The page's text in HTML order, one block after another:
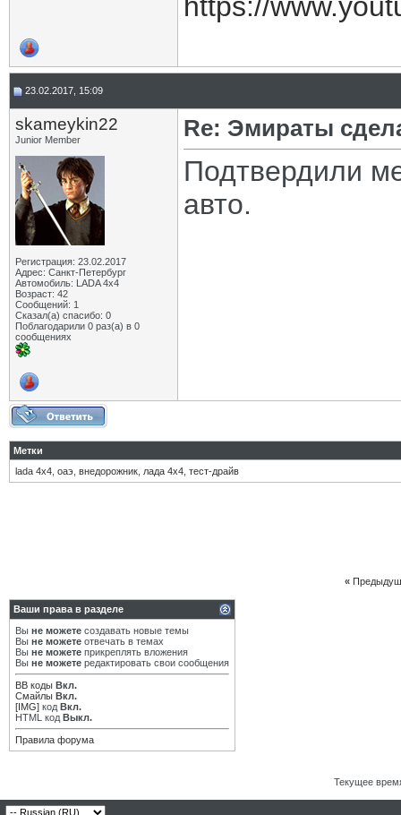
https://
23.02.2017, 15:09
skameykin22
Junior Member
Регистрация: 23.02.2017
Адрес: Санкт-Петербург
Автомобиль: LADA 4x4
Возраст: 42
Сообщений: 1
Сказал(а) спасибо: 0
Поблагодарили 0 раз(а) в 0
сообщениях
Re: Эмираты
Подтвердили
авто.
Метки
lada 4x4 оаэ внедорожник лада 4х4 тест-драйв
«
Ваши права в разделе
Вы не можете создавать новые темы
Вы не можете отвечать в темах
Вы не можете прикреплять вложения
Вы не можете редактировать свои сообщения
BB коды Вкл.
Смайлы Вкл.
[IMG] код Вкл.
HTML код Выкл.
Правила форума
Текущее